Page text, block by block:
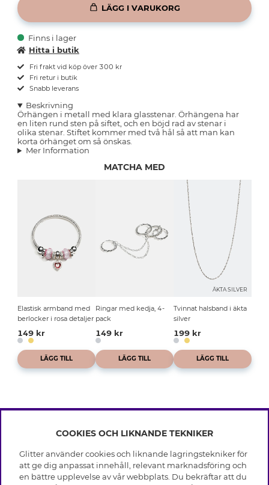
LÄGG I VARUKORG
Finns i lager
Hitta i butik
Fri frakt vid köp över 300 kr
Fri retur i butik
Snabb leverans
Beskrivning
Örhängen i metall med klara glasstenar. Örhängena har
en liten rund sten på siftet, och en böjd rad av stenar i
olika stenar. Stiftet kommer med två hål så att man kan
korta örhänget om så önskas.
Mer Information
MATCHA MED
Elastisk armband med
berlocker i rosa detaljer
149 kr
LÄGG TILL
Ringar med kedja, 4-
pack
149 kr
LÄGG TILL
ÄKTA SILVER
Tvinnat halsband i äkta
silver
199 kr
LÄGG TILL
INFO
Leverans
Villkor
OM GLITTER
COOKIES OCH LIKNANDE TEKNIKER
Glitter använder cookies och liknande lagringstekniker för
att ge dig anpassat innehåll, relevant marknadsföring och
en bättre upplevelse av vår webbplats. Du bekräftar att du